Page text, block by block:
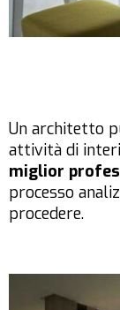
Un architetto
attività di
miglior
processo
procedere.